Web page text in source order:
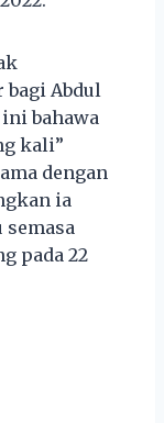
Abdul
bahawa
kali”
dengan
ia
pada 22